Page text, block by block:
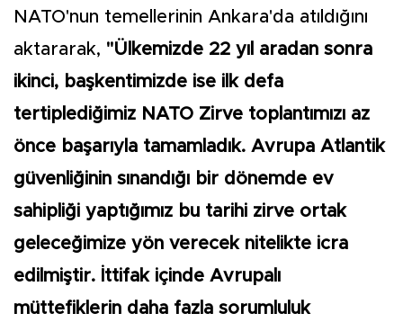
NATO'nun temellerinin Ankara'da atıldığını
aktararak, "Ülkemizde 22 yıl aradan sonra
ikinci, başkentimizde ise ilk defa
tertiplediğimiz NATO Zirve toplantımızı az
önce başarıyla tamamladık. Avrupa Atlantik
güvenliğinin sınandığı bir dönemde ev
sahipliği yaptığımız bu tarihi zirve ortak
geleceğimize yön verecek nitelikte icra
edilmiştir. İttifak içinde Avrupalı
müttefiklerin daha fazla sorumluluk